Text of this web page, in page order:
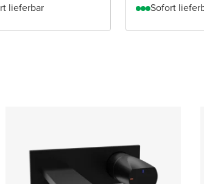
lieferbar Sofort